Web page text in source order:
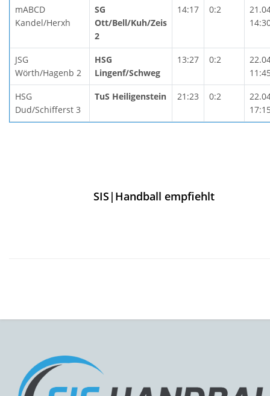
mABCD
Kandel/Herxh
SG
Ott/Bell/Kuh/Zeis
2
14:17 0:2
JSG
Wörth/Hagenb 2
HSG
Lingenf/Schweg
13:27 0:2
HSG
Dud/Schifferst 3
TuS Heiligenstein 21:23 0:2
SIS|Handball empfiehlt